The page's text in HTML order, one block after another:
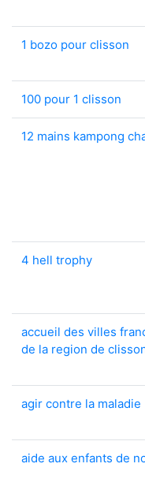
1 bozo pour clisson
100 pour 1 clisson
12 mains kampong
4 hell trophy
accueil des villes
de la region de
agir contre la maladie
aide aux enfants de